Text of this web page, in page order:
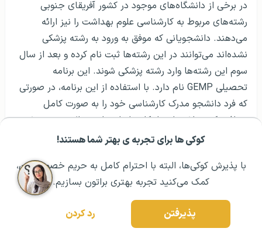
کوکی ها برای تجربه ی بهتر شما هستند!
با پذیرش کوکی‌ها، البته با احترام کامل به حریم خصوصیتون،
کمک می‌کنید تجربه بهتری براتون بسازیم.
پذیرفتن رد کردن
مشــاوره اولیه رایگان: ۰۲۱ ۴۳۰۰۰ ۰۲۱ رزرو مشاوره تخصصی
در برخی از دانشگاه‌های موجود در کشور آفریقای جنوبی
رشته‌های مربوط به کارشناسی علوم بهداشت را نیز ارائه
می‌دهند. دانشجویانی که موفق به ورود به رشته پزشکی
نشده‌اند می‌توانند در این رشته‌ها ثبت نام کرده و بعد از سال
سوم این رشته‌ها وارد رشته پزشکی شوند. این برنامه
تحصیلی GEMP نام دارد. با استفاده از این برنامه، در صورتی
که فرد دانشجو مدرک کارشناسی خود را به صورت کامل
دریافت کرده باشد، این امکان را دارد تا در سال سوم به رشته
پزشکی وارد شود. به مدت زمان تحصیل در رشته پزشکی فرد
هفت سال موفق می‌شود تا مدرک تحصیلی رشته پزشکی در
کشور آفریقای جنوبی را کسب نماید و نکته مثبت در این زمینه
این موضوع باشد که پس از گذراندن هفت سال دانشجو با
دارا بودن دو مدرک کارشناسی فارغ‌التحصیل خواهد شد.